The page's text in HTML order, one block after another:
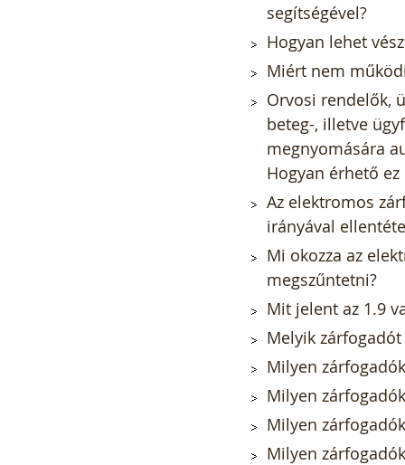
segítségével?
Hogyan lehet
Miért nem
Orvosi rendelők,
beteg-, illetve
megnyomására
Hogyan érhető ez
Az elektromos
irányával
Mi okozza az
megszűntetni?
Mit jelent az 1.9
Melyik
Milyen
Milyen
Milyen
Milyen